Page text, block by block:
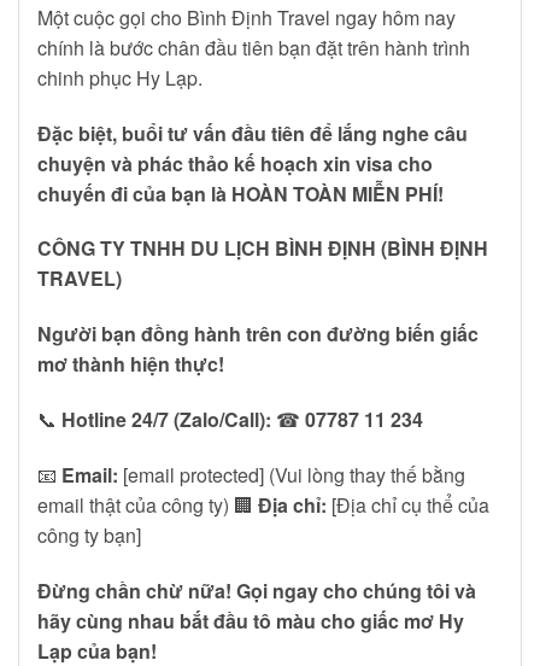
Một cuộc gọi cho Bình Định Travel ngay hôm nay
chính là bước chân đầu tiên bạn đặt trên hành trình
chinh phục Hy Lạp.
Đặc biệt, buổi tư vấn đầu tiên để lắng nghe câu
chuyện và phác thảo kế hoạch xin visa cho
chuyến đi của bạn là HOÀN TOÀN MIỄN PHÍ!
CÔNG TY TNHH DU LỊCH BÌNH ĐỊNH (BÌNH ĐỊNH
TRAVEL)
Người bạn đồng hành trên con đường biến giấc
mơ thành hiện thực!
📞 Hotline 24/7 (Zalo/Call): ☎ 07787 11 234
📧 Email: [email protected] (Vui lòng thay thế bằng
email thật của công ty) 🏢 Địa chỉ: [Địa chỉ cụ thể của
công ty bạn]
Đừng chần chừ nữa! Gọi ngay cho chúng tôi và
hãy cùng nhau bắt đầu tô màu cho giấc mơ Hy
Lạp của bạn!